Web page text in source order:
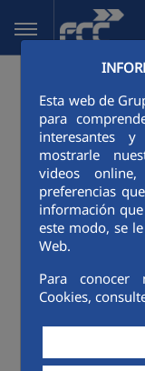
Saltar al contenido
Esta web de
para
interesantes
mostrarle
videos
preferencias
información
este modo, se
Web.
Para conocer
Cookies,
¡Haz clic en
ver las